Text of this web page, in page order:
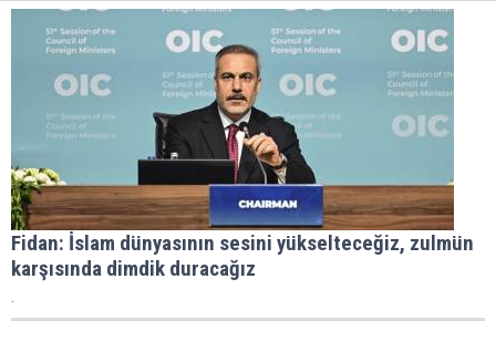
Fidan: İslam dünyasının sesini yükselteceğiz, zulmün
karşısında dimdik duracağız
.